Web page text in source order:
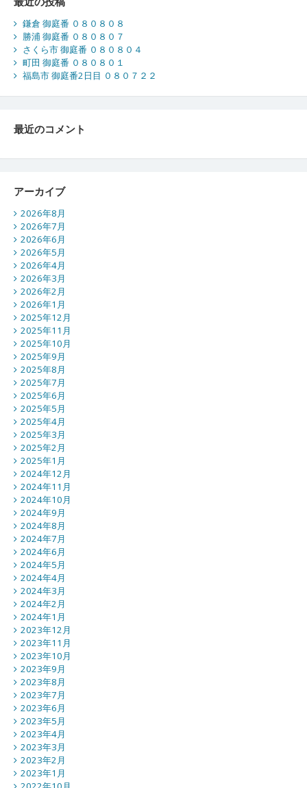
鎌倉 御庭番 ０８０８０８
勝浦 御庭番 ０８０８０７
さくら市 御庭番 ０８０８０４
町田 御庭番 ０８０８０１
福島市 御庭番2日目 ０８０７２２
最近のコメント
アーカイブ
2026年8月
2026年7月
2026年6月
2026年5月
2026年4月
2026年3月
2026年2月
2026年1月
2025年12月
2025年11月
2025年10月
2025年9月
2025年8月
2025年7月
2025年6月
2025年5月
2025年4月
2025年3月
2025年2月
2025年1月
2024年12月
2024年11月
2024年10月
2024年9月
2024年8月
2024年7月
2024年6月
2024年5月
2024年4月
2024年3月
2024年2月
2024年1月
2023年12月
2023年11月
2023年10月
2023年9月
2023年8月
2023年7月
2023年6月
2023年5月
2023年4月
2023年3月
2023年2月
2023年1月